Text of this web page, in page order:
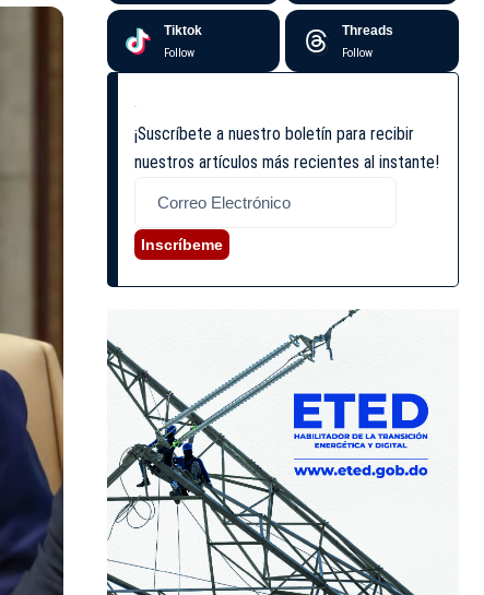
Tiktok
Follow
Threads
Follow
¡Suscríbete a nuestro boletín para recibir
nuestros artículos más recientes al instante!
Inscríbeme